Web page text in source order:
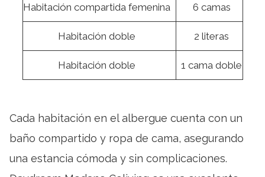
Habitación compartida femenina 6 camas
Habitación doble 2 literas
Habitación doble 1 cama doble
Cada habitación en el albergue cuenta con un
baño compartido y ropa de cama, asegurando
una estancia cómoda y sin complicaciones.